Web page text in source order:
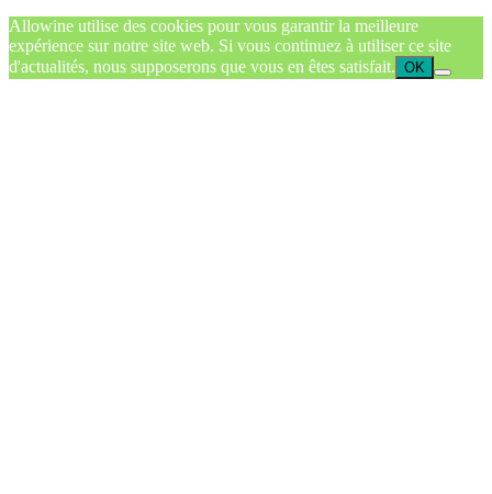
Allowine utilise des cookies pour vous garantir la meilleure
expérience sur notre site web. Si vous continuez à utiliser ce site
d'actualités, nous supposerons que vous en êtes satisfait. OK